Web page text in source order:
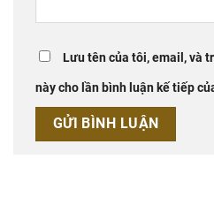
Lưu tên của tôi, email, và
này cho lần bình luận kế tiếp